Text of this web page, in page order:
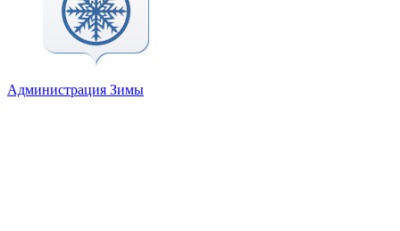
Администрация Зимы